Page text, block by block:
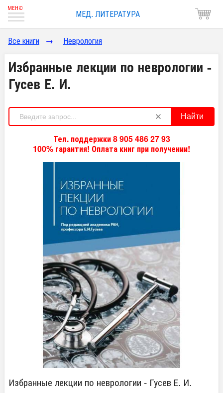
МЕД. ЛИТЕРАТУРА
Все книги → Неврология
Избранные лекции по неврологии -
Гусев Е. И.
Найти
Тел. поддержки 8 905 486 27 93
100% гарантия! Оплата книг при получении!
Избранные лекции по неврологии - Гусев Е. И.